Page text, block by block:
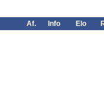
Af. Info Elo